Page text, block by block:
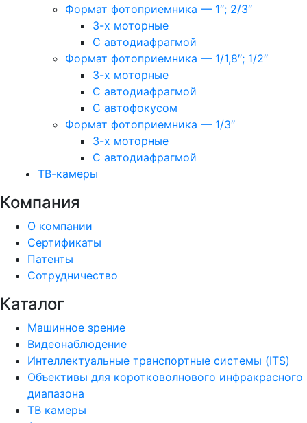
Формат фотоприемника — 1″; 2/3″
3-х моторные
С автодиафрагмой
Формат фотоприемника — 1/1,8″; 1/2″
3-х моторные
С автодиафрагмой
С автофокусом
Формат фотоприемника — 1/3″
3-х моторные
С автодиафрагмой
ТВ-камеры
Компания
О компании
Сертификаты
Патенты
Сотрудничество
Каталог
Машинное зрение
Видеонаблюдение
Интеллектуальные транспортные системы (ITS)
Объективы для коротковолнового инфракрасного
диапазона
ТВ камеры